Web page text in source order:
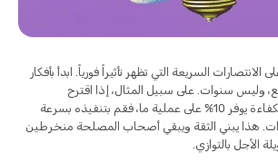
الانتصارات السريعة التي تظهر تأثيراً فورياً. ابدأ بأفكار
وليس سنوات. على سبيل المثال، إذا اقترح
الموظفون تحسيناً في الكفاءة يوفر 10% على عملية ما، فقم بتنفيذه بسرعة
هذا يبني الثقة ويبقي أصحاب المصلحة منخرطين
الأجل بالتوازي.